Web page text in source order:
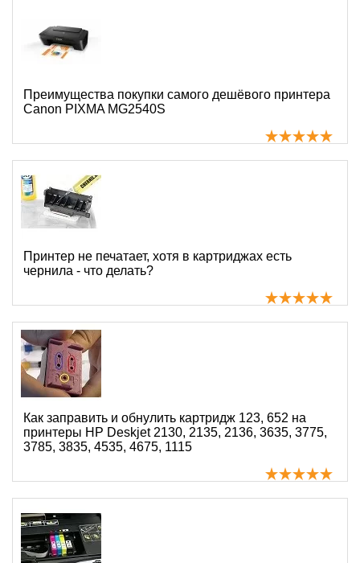
Преимущества покупки самого дешёвого принтера
Canon PIXMA MG2540S
Принтер не печатает, хотя в картриджах есть
чернила - что делать?
Как заправить и обнулить картридж 123, 652 на
принтеры HP Deskjet 2130, 2135, 2136, 3635, 3775,
3785, 3835, 4535, 4675, 1115